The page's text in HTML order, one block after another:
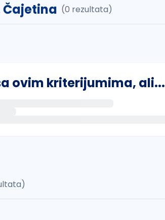
Čajetina (0 rezultata)
ovim kriterijumima, ali...
đ, ž, dž)